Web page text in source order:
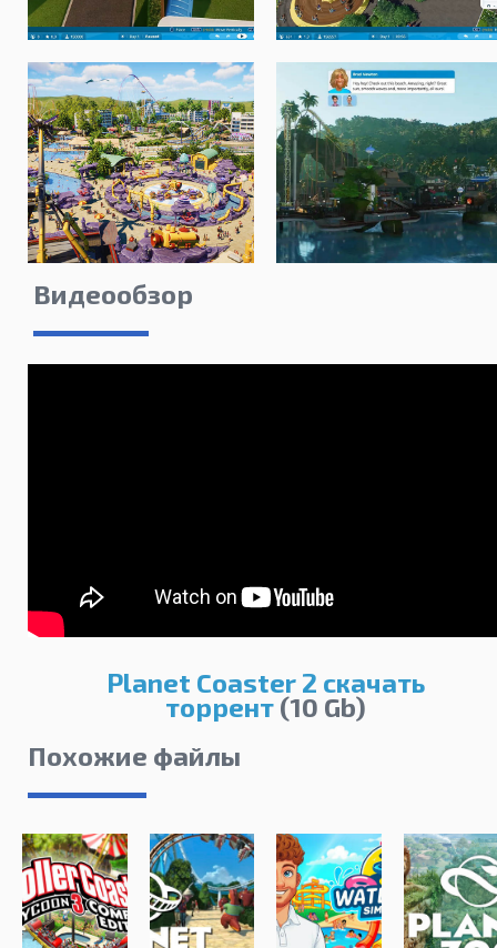
Видеообзор
Planet Coaster 2 скачать
торрент(10 Gb)
Похожие файлы